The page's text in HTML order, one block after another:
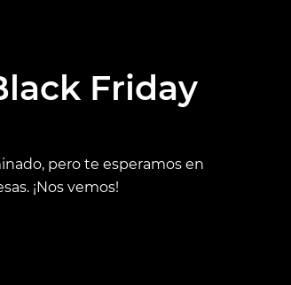
Friday
pero te esperamos en
¡Nos vemos!